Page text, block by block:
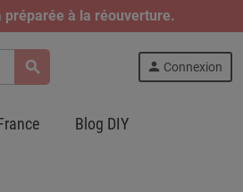
préparée à la réouverture.
search person Connexion
Blog DIY